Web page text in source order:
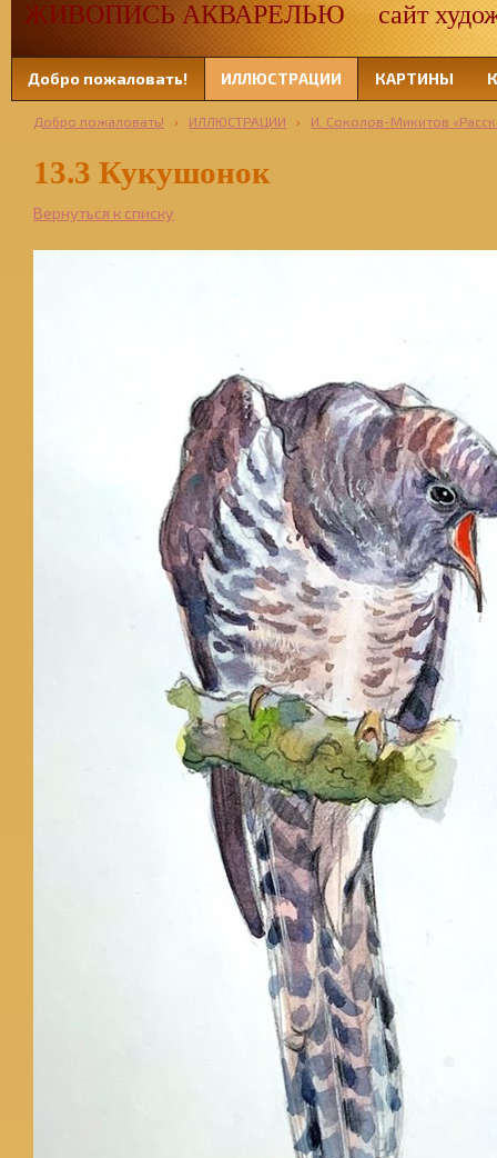
ЖИВОПИСЬ АКВАРЕЛЬЮ сайт
Добро пожаловать! ИЛЛЮСТРАЦИИ КАРТИНЫ
Добро пожаловать! › ИЛЛЮСТРАЦИИ › И. Соколов-Микитов
13.3 Кукушонок
Вернуться к списку